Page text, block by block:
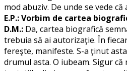
mod abuziv. De unde se vede
E.P.: Vorbim de cartea
D.M.: Da, cartea biografică
trebuia să ai autorizaţie. În
fereşte, manifeste. S-a ţinut
drumul asta. O iubeam. Sigur